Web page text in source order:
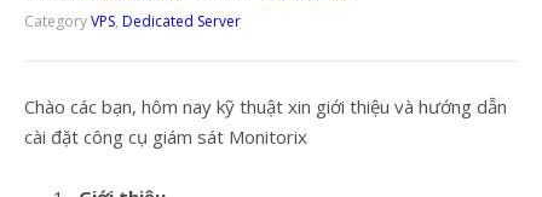
CategoryVPS, Dedicated Server
Chào các bạn, hôm nay kỹ thuật xin giới thiệu và hướng dẫn
cài đặt công cụ giám sát Monitorix